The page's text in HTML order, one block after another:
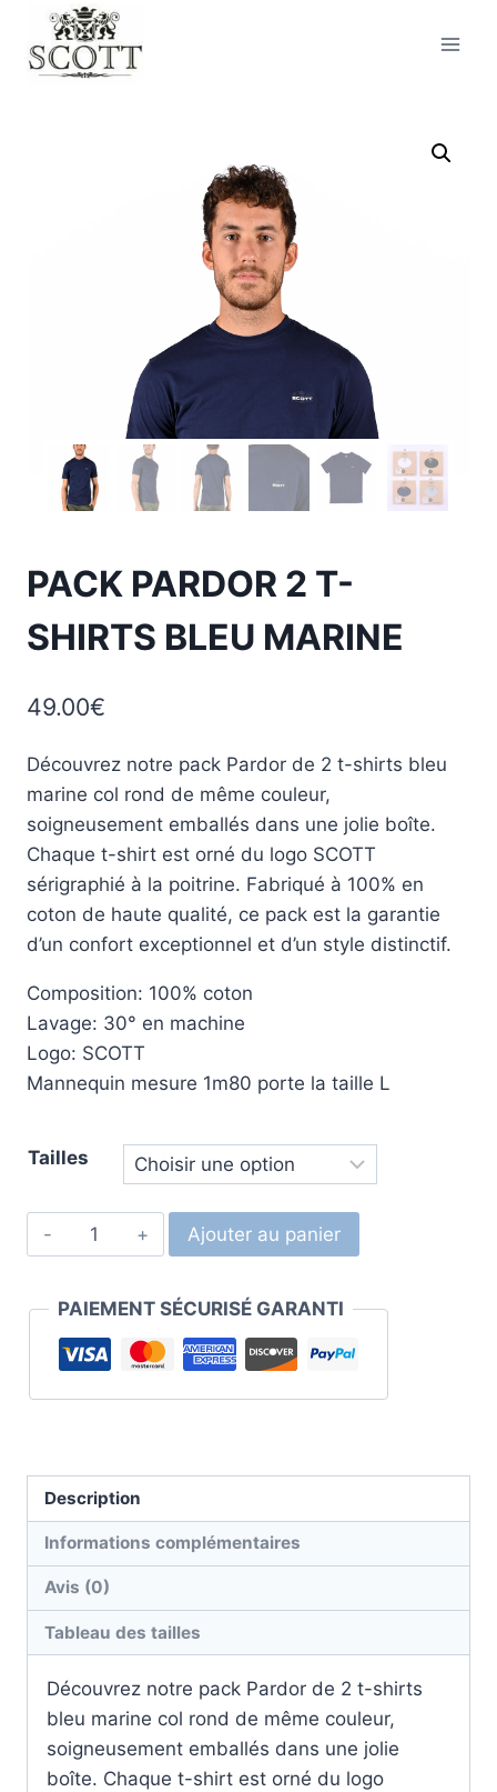
PACK PARDOR 2 T-
SHIRTS BLEU MARINE
49.00€
Découvrez notre pack Pardor de 2 t-shirts bleu
marine col rond de même couleur,
soigneusement emballés dans une jolie boîte.
Chaque t-shirt est orné du logo SCOTT
sérigraphié à la poitrine. Fabriqué à 100% en
coton de haute qualité, ce pack est la garantie
d’un confort exceptionnel et d’un style distinctif.
Composition: 100% coton
Lavage: 30° en machine
Logo: SCOTT
Mannequin mesure 1m80 porte la taille L
Tailles
Ajouter au panier
PAIEMENT SÉCURISÉ GARANTI
Description
Informations complémentaires
Avis (0)
Tableau des tailles
Découvrez notre pack Pardor de 2 t-shirts
bleu marine col rond de même couleur,
soigneusement emballés dans une jolie
boîte. Chaque t-shirt est orné du logo